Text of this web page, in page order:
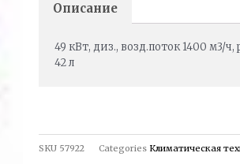
Описание
49 кВт, диз., возд.поток 1400 м3/ч,
42 л
SKU 57922 Categories Климатическая